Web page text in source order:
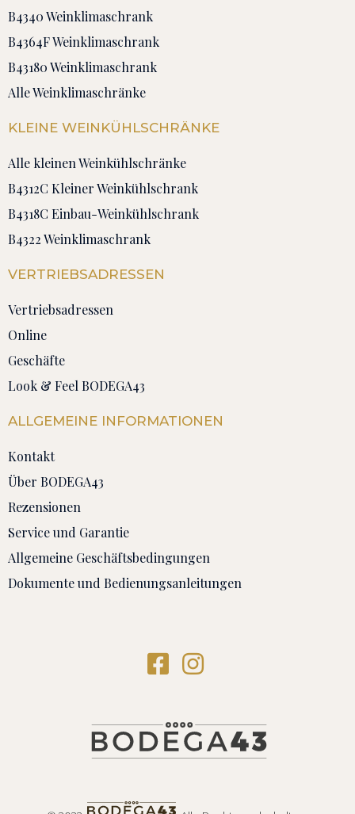
B4340 Weinklimaschrank
B4364F Weinklimaschrank
B43180 Weinklimaschrank
Alle Weinklimaschränke
KLEINE WEINKÜHLSCHRÄNKE
Alle kleinen Weinkühlschränke
B4312C Kleiner Weinkühlschrank
B4318C Einbau-Weinkühlschrank
B4322 Weinklimaschrank
VERTRIEBSADRESSEN
Vertriebsadressen
Online
Geschäfte
Look & Feel BODEGA43
ALLGEMEINE INFORMATIONEN
Kontakt
Über BODEGA43
Rezensionen
Service und Garantie
Allgemeine Geschäftsbedingungen
Dokumente und Bedienungsanleitungen